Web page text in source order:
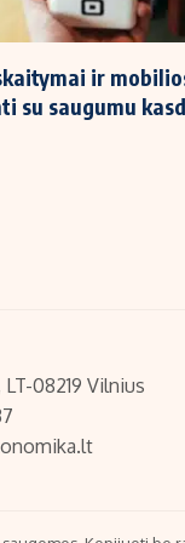
Titulinis
Nedarbo
ir
su saugumu
08219 Vilnius